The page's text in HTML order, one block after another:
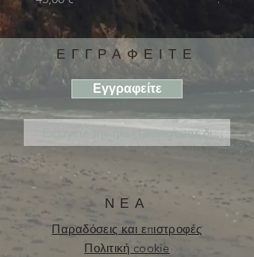
ΕΓΓΡΑΦΕΙΤΕ
Εγγραφείτε
ΝΕΑ
Παραδόσεις και επιστροφές
Πολιτική cookie